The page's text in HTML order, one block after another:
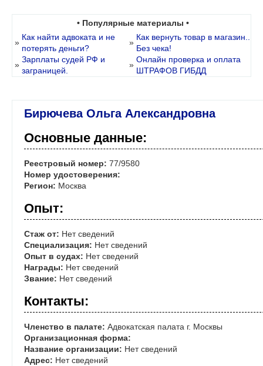
• Популярные материалы •
»
Как найти адвоката и не
потерять деньги?
»
Как вернуть товар в магазин..
Без чека!
»
Зарплаты судей РФ и
заграницей.
»
Онлайн проверка и оплата
ШТРАФОВ ГИБДД
Бирючева Ольга Александровна
Основные данные:
Реестровый номер: 77/9580
Номер удостоверения:
Регион: Москва
Опыт:
Стаж от: Нет сведений
Специализация: Нет сведений
Опыт в судах: Нет сведений
Награды: Нет сведений
Звание: Нет сведений
Контакты:
Членство в палате: Адвокатская палата г. Москвы
Организационная форма:
Название организации: Нет сведений
Адрес: Нет сведений